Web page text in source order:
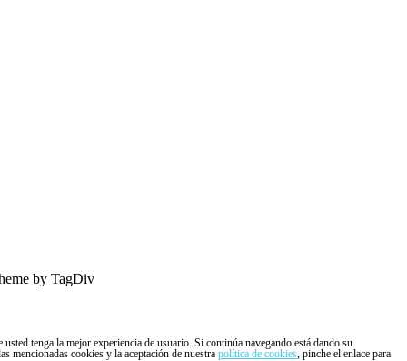
by TagDiv
tenga la mejor experiencia de usuario. Si continúa navegando está dando su
mencionadas cookies y la aceptación de nuestra política de cookies, pinche el enlace para